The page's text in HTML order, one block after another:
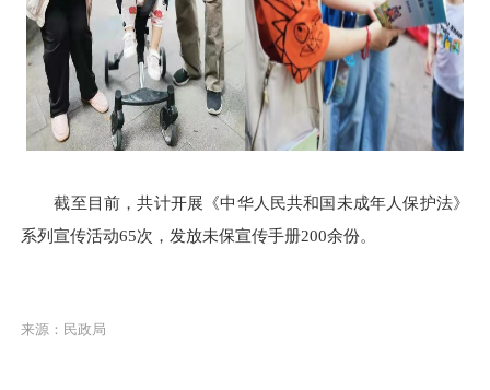
截至目前，共计开展 《中华人民共和国未成年人保护法》
系列宣传活动65次，发放未保宣传手册200余份。
来源：民政局